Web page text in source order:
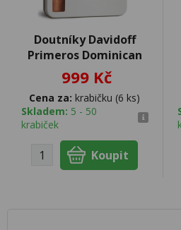
Doutníky Davidoff
Primeros Dominican
999 Kč
Cena za: krabičku (6 ks)
Skladem: 5 - 50
krabiček